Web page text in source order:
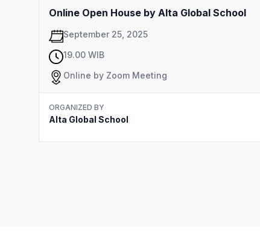
Online Open House by Alta Global School
September 25, 2025
19.00 WIB
Online by Zoom Meeting
ORGANIZED BY
Alta Global School